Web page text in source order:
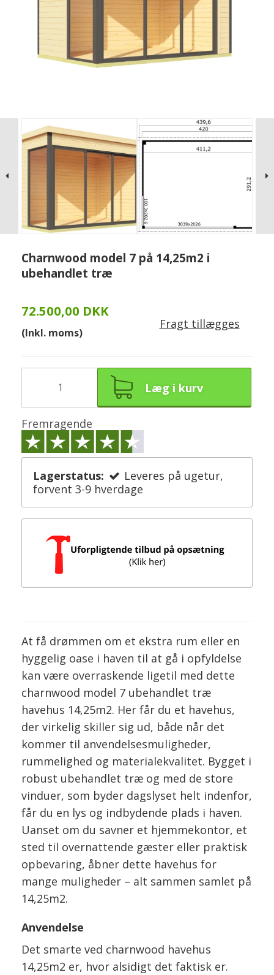
Charnwood model 7 på 14,25m2 i
ubehandlet træ
72.500,00 DKK
(Inkl. moms)
Fragt tillægges
Læg i kurv
Fremragende
Lagerstatus:
Leveres på ugetur,
forvent 3-9 hverdage
At få drømmen om et ekstra rum eller en
hyggelig oase i haven til at gå i opfyldelse
kan være overraskende ligetil med dette
charnwood model 7 ubehandlet træ
havehus 14,25m2. Her får du et havehus,
der virkelig skiller sig ud, både når det
kommer til anvendelsesmuligheder,
rummelighed og materialekvalitet. Bygget i
robust ubehandlet træ og med de store
vinduer, som byder dagslyset helt indenfor,
får du en lys og indbydende plads i haven.
Uanset om du savner et hjemmekontor, et
sted til overnattende gæster eller praktisk
opbevaring, åbner dette havehus for
mange muligheder – alt sammen samlet på
14,25m2.
Anvendelse
Det smarte ved charnwood havehus
14,25m2 er, hvor alsidigt det faktisk er.